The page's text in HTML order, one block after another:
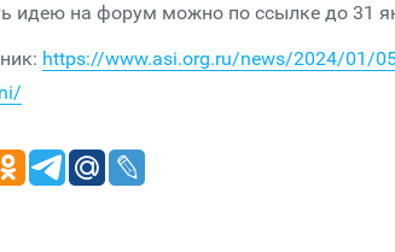
идею на форум можно по ссылке до 31
https://www.asi.org.ru/news/2024/01/